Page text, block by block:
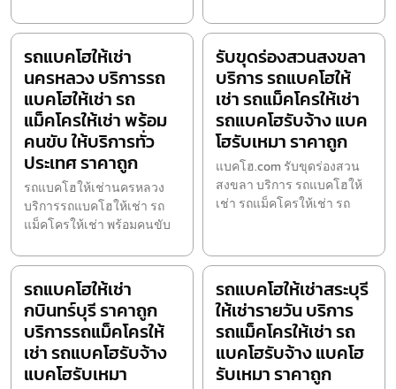
รถแบคโฮให้เช่า
นครหลวง บริการรถ
แบคโฮให้เช่า รถ
แม็คโครให้เช่า พร้อม
คนขับ ให้บริการทั่ว
ประเทศ ราคาถูก
รถแบคโฮให้เช่านครหลวง
บริการรถแบคโฮให้เช่า รถ
แม็คโครให้เช่า พร้อมคนขับ
รับขุดร่องสวนสงขลา
บริการ รถแบคโฮให้
เช่า รถแม็คโครให้เช่า
รถแบคโฮรับจ้าง แบค
โฮรับเหมา ราคาถูก
แบคโฮ.com รับขุดร่องสวน
สงขลา บริการ รถแบคโฮให้
เช่า รถแม็คโครให้เช่า รถ
รถแบคโฮให้เช่า
กบินทร์บุรี ราคาถูก
บริการรถแม็คโครให้
เช่า รถแบคโฮรับจ้าง
แบคโฮรับเหมา
รถแบคโฮให้เช่าสระบุรี
ให้เช่ารายวัน บริการ
รถแม็คโครให้เช่า รถ
แบคโฮรับจ้าง แบคโฮ
รับเหมา ราคาถูก